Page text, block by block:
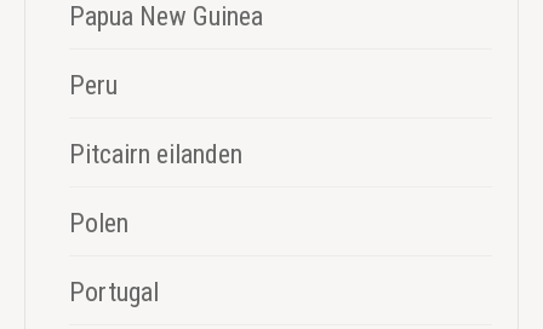
Papua New Guinea
Peru
Pitcairn eilanden
Polen
Portugal